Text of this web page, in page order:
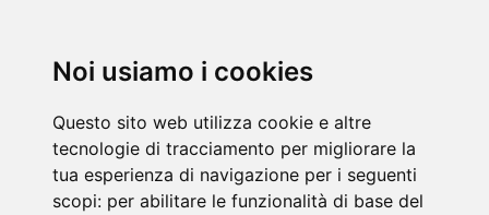
Noi usiamo i cookies
Questo sito web utilizza cookie e altre
tecnologie di tracciamento per migliorare la
tua esperienza di navigazione per i seguenti
scopi: per abilitare le funzionalità di base del